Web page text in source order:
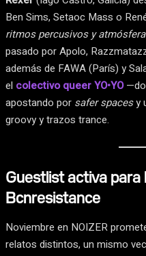
Ben Sims, Setaoc Mass o
ritmos percusivos y
pasado por Apolo,
además de FAWA (París) y
el colectivo queer YO•YO
apostando por safer spacesy
groovy y trazos trance.
Guestlist activa para
Bcnresistance
Noviembre en NOIZER
relatos distintos, un mismo